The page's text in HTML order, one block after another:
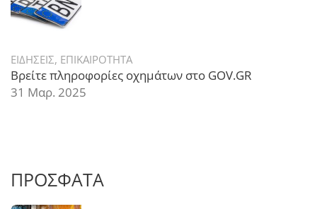
ΕΙΔΗΣΕΙΣ, ΕΠΙΚΑΙΡΟΤΗΤΑ
Βρείτε πληροφορίες οχημάτων στο GOV.GR
31 Μαρ. 2025
ΠΡΟΣΦΑΤΑ